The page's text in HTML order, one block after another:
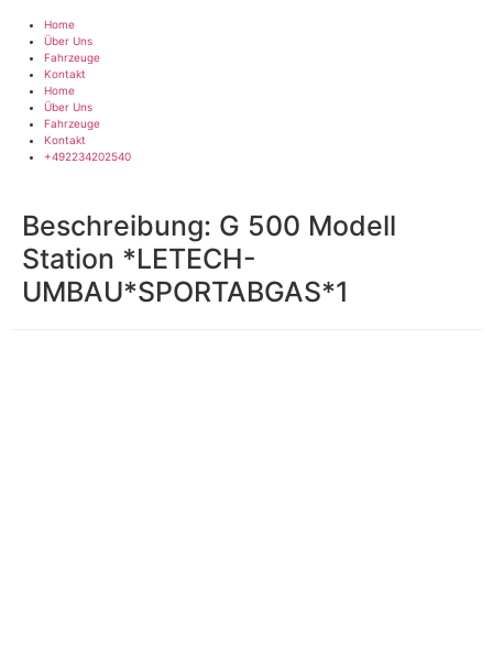
springen
Home
Über Uns
Fahrzeuge
Kontakt
Home
Über Uns
Fahrzeuge
Kontakt
+492234202540
Beschreibung: G 500 Modell
Station *LETECH-
UMBAU*SPORTABGAS*1